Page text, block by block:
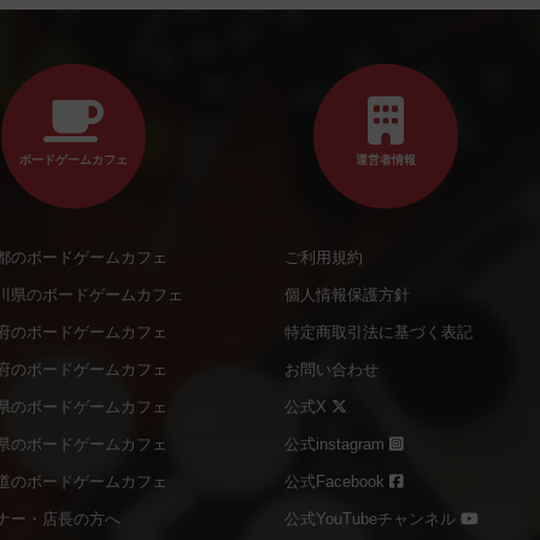
ボードゲームカフェ
のボードゲームカフェ
県のボードゲームカフェ
のボードゲームカフェ
のボードゲームカフェ
のボードゲームカフェ
のボードゲームカフェ
のボードゲームカフェ
ー・店長の方へ
運営者情報
ご利用規約
個人情報保護方針
特定商取引法に基づく表記
お問い合わせ
公式X
公式instagram
公式Facebook
公式YouTubeチャンネル